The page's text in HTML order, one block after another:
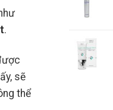
.
sẽ
thể